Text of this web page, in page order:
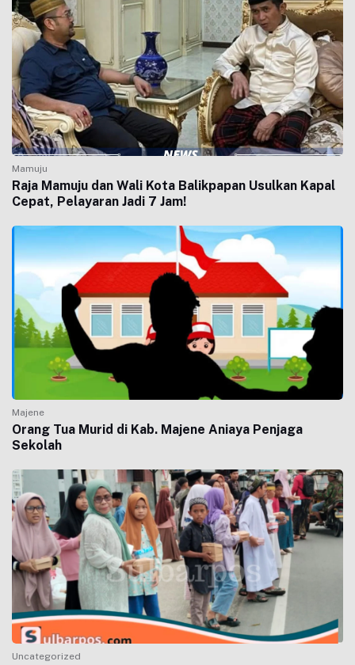
Mamuju
Raja Mamuju dan Wali Kota Balikpapan Usulkan Kapal
Cepat, Pelayaran Jadi 7 Jam!
Majene
Orang Tua Murid di Kab. Majene Aniaya Penjaga
Sekolah
Uncategorized